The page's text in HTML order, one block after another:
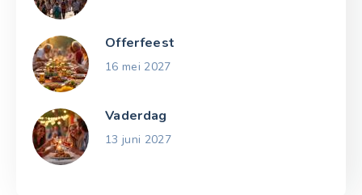
Offerfeest
16 mei 2027
Vaderdag
13 juni 2027